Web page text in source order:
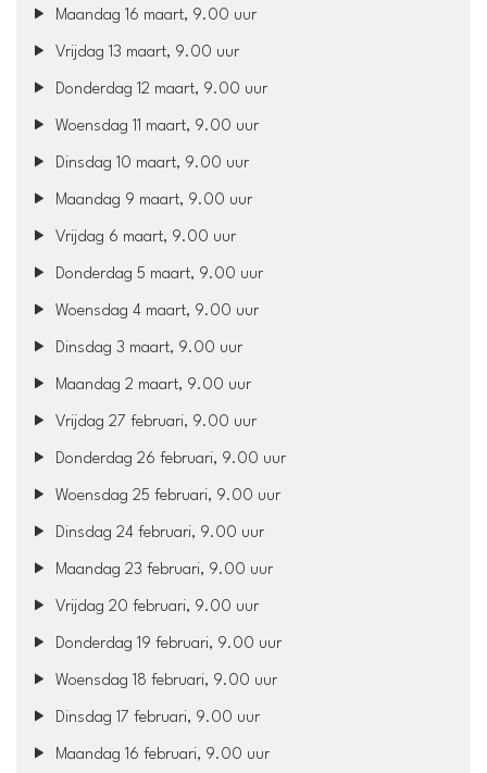
Maandag 16 maart, 9.00 uur
Vrijdag 13 maart, 9.00 uur
Donderdag 12 maart, 9.00 uur
Woensdag 11 maart, 9.00 uur
Dinsdag 10 maart, 9.00 uur
Maandag 9 maart, 9.00 uur
Vrijdag 6 maart, 9.00 uur
Donderdag 5 maart, 9.00 uur
Woensdag 4 maart, 9.00 uur
Dinsdag 3 maart, 9.00 uur
Maandag 2 maart, 9.00 uur
Vrijdag 27 februari, 9.00 uur
Donderdag 26 februari, 9.00 uur
Woensdag 25 februari, 9.00 uur
Dinsdag 24 februari, 9.00 uur
Maandag 23 februari, 9.00 uur
Vrijdag 20 februari, 9.00 uur
Donderdag 19 februari, 9.00 uur
Woensdag 18 februari, 9.00 uur
Dinsdag 17 februari, 9.00 uur
Maandag 16 februari, 9.00 uur